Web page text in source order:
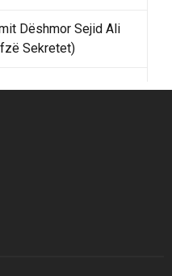
Dëshmor Sejid Ali
Sekretet)
Irani Kundrejt Një
Ka Udhëtuar